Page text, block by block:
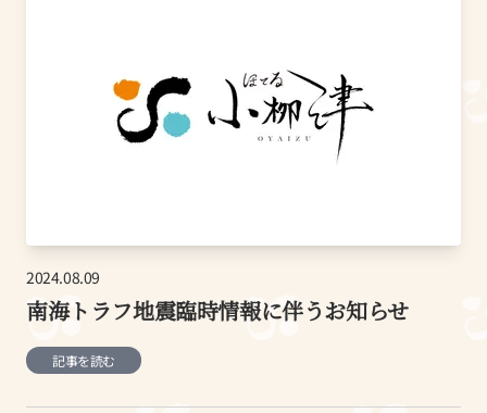
2024.08.09
南海トラフ地震臨時情報に伴うお知らせ
記事を読む